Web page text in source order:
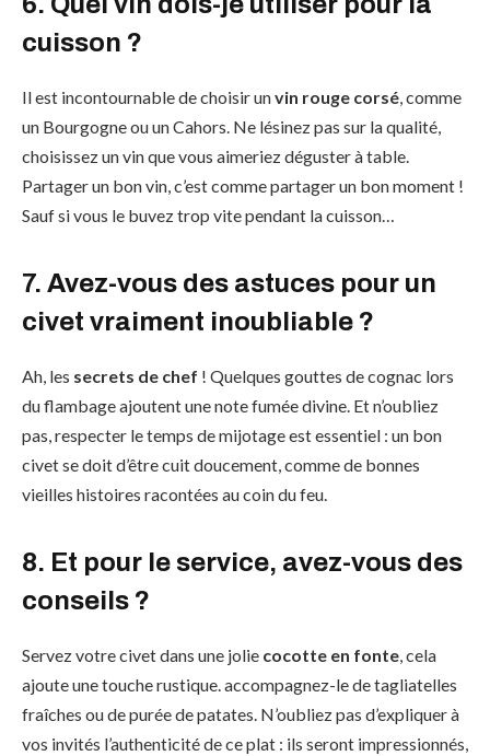
cuisson ?
Il est incontournable de choisir unvin rouge corsé , comme
un Bourgogne ou un Cahors. Ne lésinez pas sur la qualité,
choisissez un vin que vous aimeriez déguster à table.
Partager un bon vin, c’est comme partager un bon moment !
Sauf si vous le buvez trop vite pendant la cuisson…
7. Avez-vous des astuces pour un
civet vraiment inoubliable ?
Ah, les secrets de chef ! Quelques gouttes de cognac lors
du flambage ajoutent une note fumée divine. Et n’oubliez
pas, respecter le temps de mijotage est essentiel : un bon
civet se doit d’être cuit doucement, comme de bonnes
vieilles histoires racontées au coin du feu.
8. Et pour le service, avez-vous des
conseils ?
Servez votre civet dans une jolie cocotte en fonte, cela
ajoute une touche rustique. accompagnez-le de tagliatelles
fraîches ou de purée de patates. N’oubliez pas d’expliquer à
vos invités l’authenticité de ce plat : ils seront impressionnés,